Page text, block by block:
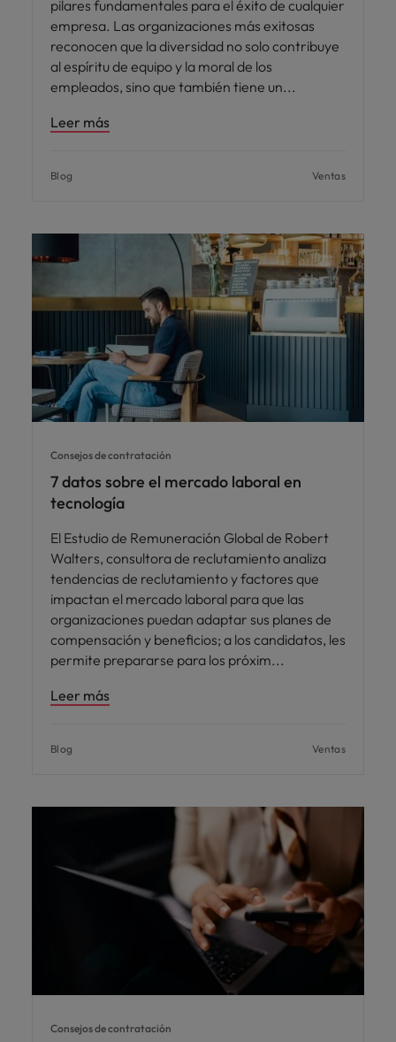
pilares fundamentales para el éxito de cualquier
empresa. Las organizaciones más exitosas
reconocen que la diversidad no solo contribuye
al espíritu de equipo y la moral de los
empleados, sino que también tiene un
Leer más
Blog Ventas
Consejos de contratación
7 datos sobre el mercado laboral en
tecnología
El Estudio de Remuneración Global de Robert
Walters, consultora de reclutamiento analiza
tendencias de reclutamiento y factores que
impactan el mercado laboral para que las
organizaciones puedan adaptar sus planes de
compensación y beneficios; a los candidatos, les
permite prepararse para los próxim
Leer más
Blog Ventas
Consejos de contratación